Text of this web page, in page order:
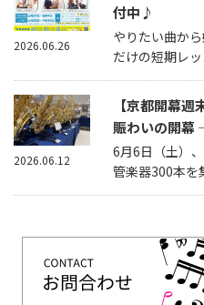
付中♪
やりたい曲か
だけの短期レ
2026.06.26
【京都開幕週
賑わいの開幕
6月6日（土）
管楽器300本を
2026.06.12